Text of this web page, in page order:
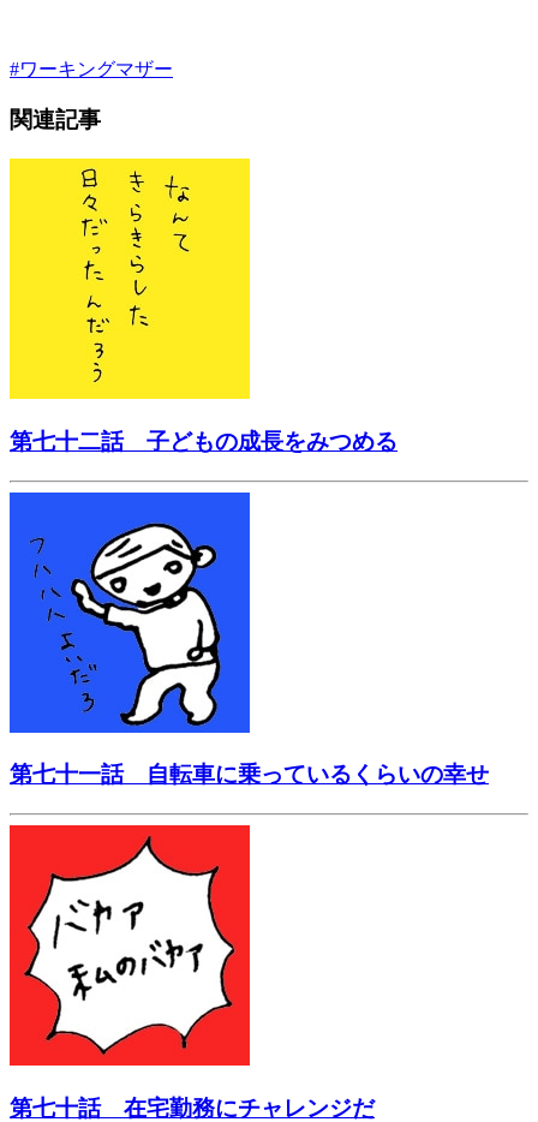
#ワーキングマザー
関連記事
第七十二話 子どもの成長をみつめる
第七十一話 自転車に乗っているくらいの幸せ
第七十話 在宅勤務にチャレンジだ